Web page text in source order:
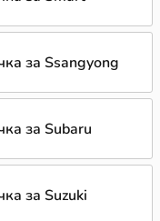
за Ssangyong
за Subaru
за Suzuki